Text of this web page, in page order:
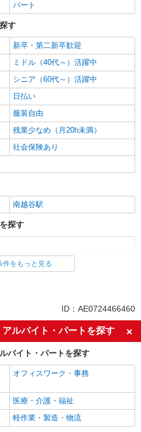
パート
す
新卒・第二新卒歓迎
ミドル（40代～）活躍中
シニア（60代～）活躍中
日払い
服装自由
残業少なめ（月20h未満）
社会保険あり
南越谷駅
探す
人を探す
新卒・第二新卒歓迎
ミドル（40代～）活躍中
シニア（60代～）活躍中
日払い
服装自由
残業少なめ（月20h未満）
社会保険あり
件をもっと見る
ID：AE0724466460
ルバイト・パートを探す
バイト・パートを探す
オフィスワーク・事務
医療・介護・福祉
軽作業・製造・物流